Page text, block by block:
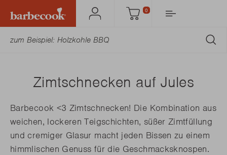
Mein
Einkaufswagen
0
Zimtschnecken auf Jules
Barbecook <3 Zimtschnecken! Die Kombination aus
weichen, lockeren Teigschichten, süßer Zimtfüllung
und cremiger Glasur macht jeden Bissen zu einem
himmlischen Genuss für die Geschmacksknospen.